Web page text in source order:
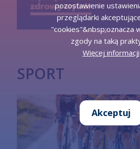
SPORT
pozostawienie
przeglądarki
"cookies"&nbsp;oznacza
zgody na taką
Więcej informacji
Akceptuj